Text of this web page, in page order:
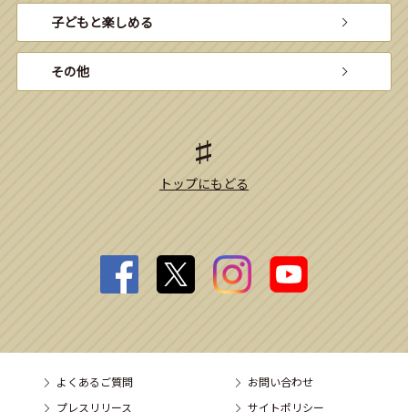
子どもと楽しめる
その他
トップにもどる
よくあるご質問
お問い合わせ
プレスリリース
サイトポリシー